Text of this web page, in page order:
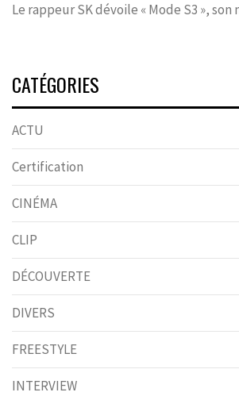
Le rappeur SK dévoile « Mode S3 », son
CATÉGORIES
ACTU
Certification
CINÉMA
CLIP
DÉCOUVERTE
DIVERS
FREESTYLE
INTERVIEW